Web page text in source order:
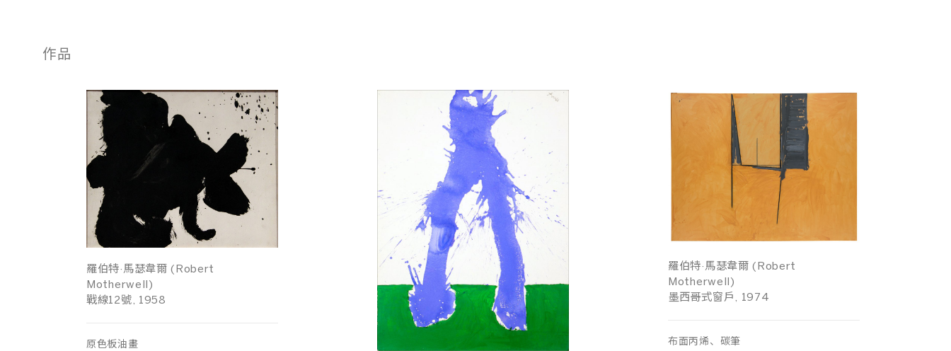
作品
羅伯特·馬瑟韋爾 (Robert
Motherwell)
戰線12號, 1958
原色板油畫
羅伯特·馬瑟韋爾 (Robert
Motherwell)
墨西哥式窗戶, 1974
布面丙烯、碳筆